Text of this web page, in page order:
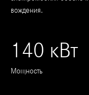
вождения.
140 кВт
Мощность